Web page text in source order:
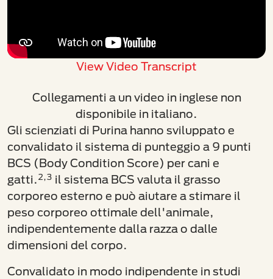
View Video Transcript
Collegamenti a un video in inglese non
disponibile in italiano.
Gli scienziati di Purina hanno sviluppato e
convalidato il sistema di punteggio a 9 punti
BCS (Body Condition Score) per cani e
gatti.2,3 il sistema BCS valuta il grasso
corporeo esterno e può aiutare a stimare il
peso corporeo ottimale dell'animale,
indipendentemente dalla razza o dalle
dimensioni del corpo.
Convalidato in modo indipendente in studi